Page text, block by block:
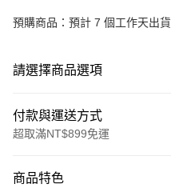
預購商品：預計 7 個工作天出貨
請選擇商品選項
付款與運送方式
超取滿NT$899免運
信用卡一次付款
商品特色